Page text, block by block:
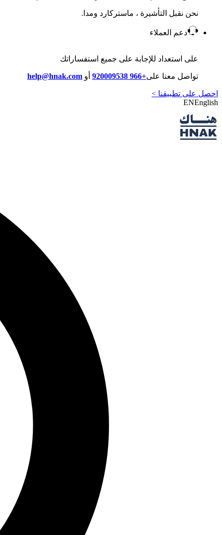
نحن نقبل التأشيرة ، ماستركارد ومدا.
دعم العملاء
على استعداد للإجابة على جميع استفساراتك
تواصل معنا على+966 920009538 أو help@hnak.com
احصل على تطبيقنا >
ENEnglish